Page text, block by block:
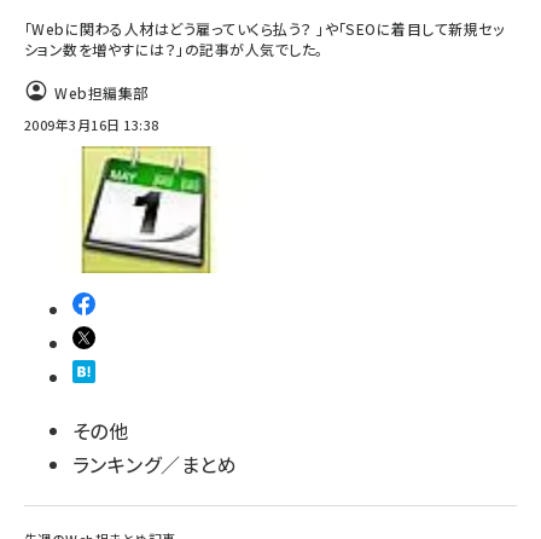
「Webに関わる人材はどう雇っていくら払う？ 」や「SEOに着目して新規セッ
ション数を増やすには？」の記事が人気でした。
Web担編集部
2009年3月16日 13:38
その他
ランキング／まとめ